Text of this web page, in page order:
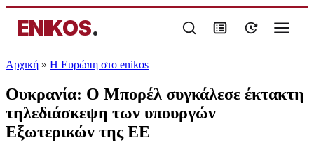
ENIKOS.
Αρχική » Η Ευρώπη στο enikos
Ουκρανία: Ο Μπορέλ συγκάλεσε έκτακτη
τηλεδιάσκεψη των υπουργών
Εξωτερικών της ΕΕ